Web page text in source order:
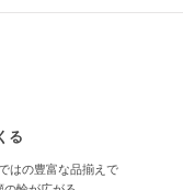
る
はの豊富な品揃えで